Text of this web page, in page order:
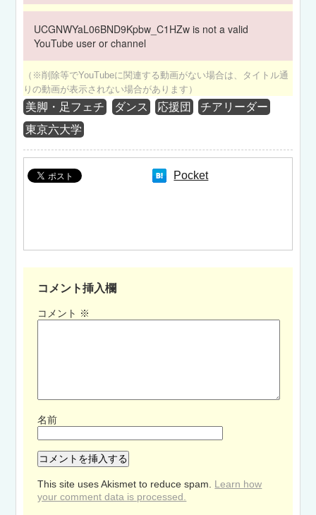
UCGNWYaL06BND9Kpbw_C1HZw is not a valid
YouTube user or channel
（※削除等でYouTubeに関連する動画がない場合は、タイトル通
りの動画が表示されない場合があります）
美脚・足フェチ ダンス 応援団
チアリーダー
東京六大学
Pocket
コメント挿入欄
コメント ※
名前
This site uses Akismet to reduce spam. Learn how
your comment data is processed.